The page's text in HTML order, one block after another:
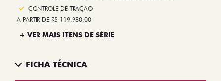
CONTROLE DE TRAÇÃO
A PARTIR DE R$ 119.980,00
+ VER MAIS ITENS DE SÉRIE
FICHA TÉCNICA